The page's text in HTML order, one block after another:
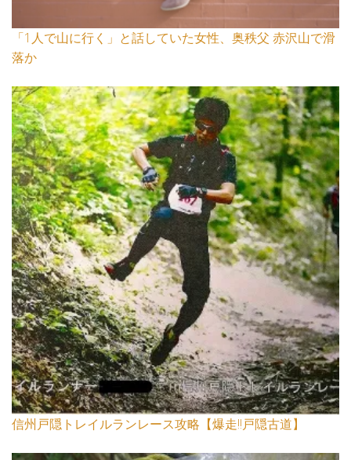
「1人で山に行く」と話していた女性、奥秩父 赤沢山で滑
落か
信州戸隠トレイルランレース攻略【爆走!!戸隠古道】